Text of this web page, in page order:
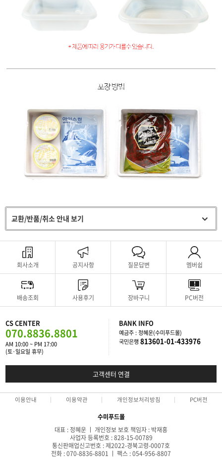
교환/반품/취소 안내 보기
회사소개 공지사항 질문답변 멤버쉽
배송조회 사용후기 장바구니 PC버전
CS CENTER
070.8836.8801
AM 10:00 ~ PM 17:00
(토·일요일 휴무)
BANK INFO
예금주 : 정혜운(수미푸드몰)
국민은행 813601-01-433976
고객센터 연결
이용안내 이용약관 개인정보처리방침 PC버전
수미푸드몰
대표 : 정혜운 ㅣ 개인정보 보호 책임자 : 박재흥
사업자 등록번호 : 828-15-00789
통신판매업신고번호 : 제2022-경북고령-0007호
전화 : 070-8836-8801 ㅣ 팩스 : 054-956-8807